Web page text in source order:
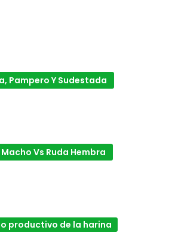
Pampero Y Sudestada
Vs Ruda Hembra
productivo de la harina